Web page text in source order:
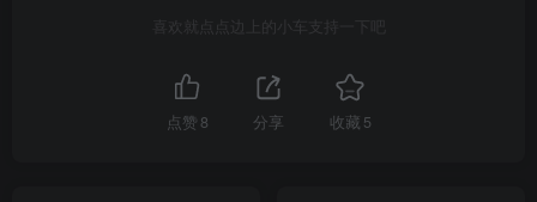
喜欢就点点边上的小车支持一下吧
点赞 8 分享 收藏 5